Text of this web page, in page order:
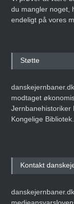
du mangler noget,
endeligt på vores
Støtte
modtaget
Jernbanehistoriker
Kongelige Bibliotek.
Kontakt